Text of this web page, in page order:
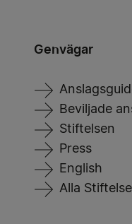
Genvägar
Beviljade
Stiftelsen
Press
English
Alla